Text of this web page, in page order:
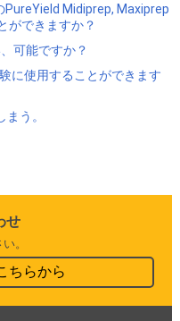
Midiprep, Maxiprep
ができますか？
可能ですか？
に使用することができます
う。
せ
。
ちらから